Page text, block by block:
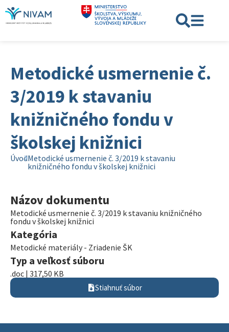
Metodické usmernenie č.
3/2019 k stavaniu
knižničného fondu v
školskej knižnici
ÚvodMetodické usmernenie č. 3/2019 k stavaniu
knižničného fondu v školskej knižnici
Názov dokumentu
Metodické usmernenie č. 3/2019 k stavaniu knižničného
fondu v školskej knižnici
Kategória
Metodické materiály - Zriadenie ŠK
Typ a veľkosť súboru
.doc | 317,50 KB
Stiahnuť súbor